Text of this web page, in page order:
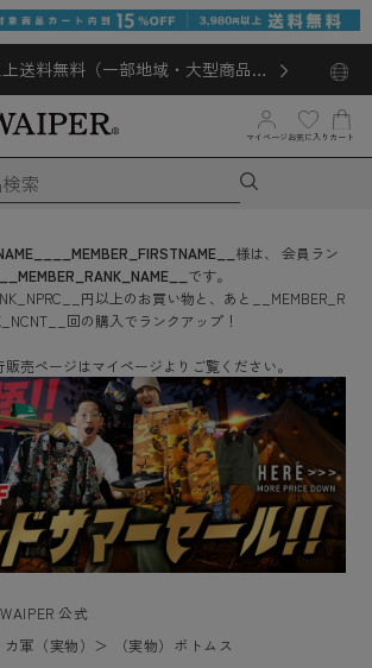
送料無料（一部地域・大型商品対
マイページ お気に入り カート
__MEMBER_FIRSTNAME__ 様は、
会員ラン
__MEMBER_RANK_NAME__ です。
円以上のお買い物と、あと
__MEMBER_R
回の購入でランクアップ！
販売ページはマイページよりご覧ください。
公式
軍（実物） ＞
（実物）ボトムス